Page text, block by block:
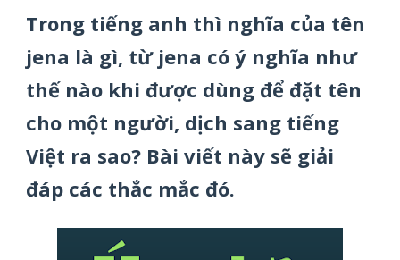
Trong tiếng anh thì nghĩa của tên
jena là gì, từ jena có ý nghĩa như
thế nào khi được dùng để đặt tên
cho một người, dịch sang tiếng
Việt ra sao? Bài viết này sẽ giải
đáp các thắc mắc đó.